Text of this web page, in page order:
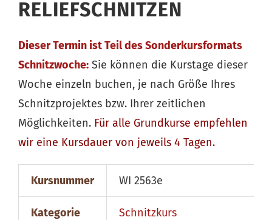
RELIEFSCHNITZEN
Dieser Termin ist Teil des Sonderkursformats
Schnitzwoche: Sie können die Kurstage dieser
Woche einzeln buchen, je nach Größe Ihres
Schnitzprojektes bzw. Ihrer zeitlichen
Möglichkeiten. Für alle Grundkurse empfehlen
wir eine Kursdauer von jeweils 4 Tagen.
Kursnummer WI 2563e
Kategorie Schnitzkurs